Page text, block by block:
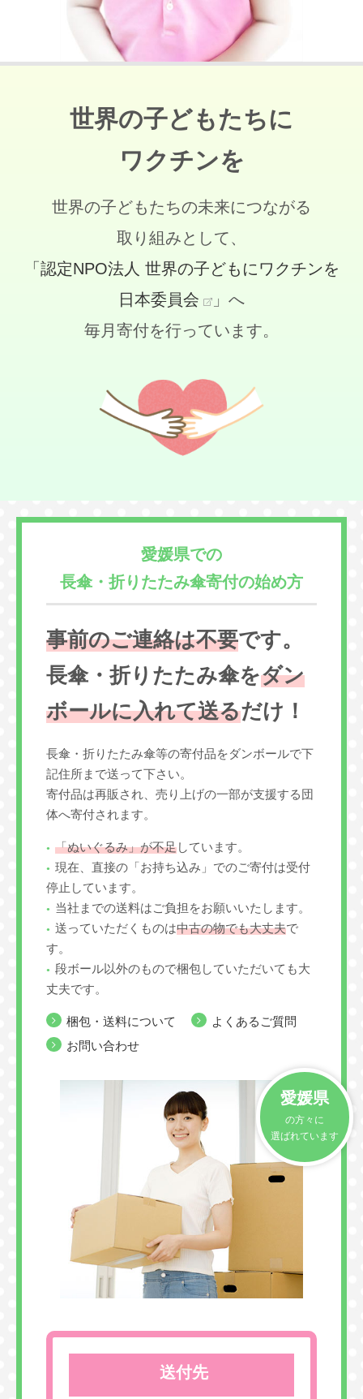
世界の子どもたちに
ワクチンを
世界の子どもたちの未来につながる
取り組みとして、
「認定NPO法人 世界の子どもにワクチンを
日本委員会
」へ
毎月寄付を行っています。
愛媛県での
長傘・折りたたみ傘寄付の始め方
事前のご連絡は不要です。
長傘・折りたたみ傘をダン
ボールに入れて送るだけ！
長傘・折りたたみ傘等の寄付品をダンボールで下
記住所まで送って下さい。
寄付品は再販され、売り上げの一部が支援する団
体へ寄付されます。
「ぬいぐるみ」が不足しています。
現在、直接の「お持ち込み」でのご寄付は受付
停止しています。
当社までの送料はご負担をお願いいたします。
送っていただくものは中古の物でも大丈夫で
す。
段ボール以外のもので梱包していただいても大
丈夫です。
梱包・送料について
よくあるご質問
お問い合わせ
愛媛県
の方々に
選ばれています
送付先